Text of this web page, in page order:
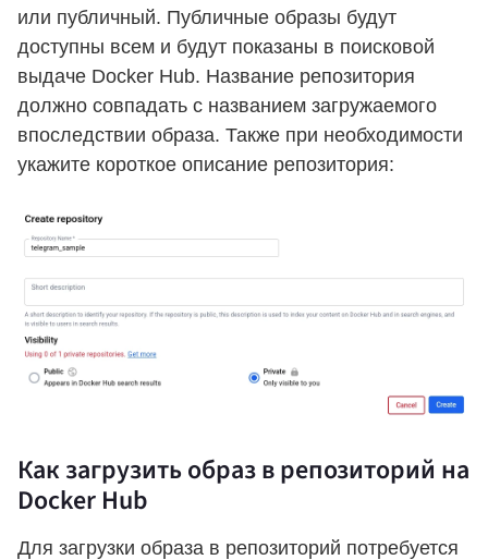
или публичный. Публичные образы будут
доступны всем и будут показаны в поисковой
выдаче Docker Hub. Название репозитория
должно совпадать с названием загружаемого
впоследствии образа. Также при необходимости
укажите короткое описание репозитория:
Как загрузить образ в репозиторий на
Docker Hub
Для загрузки образа в репозиторий потребуется